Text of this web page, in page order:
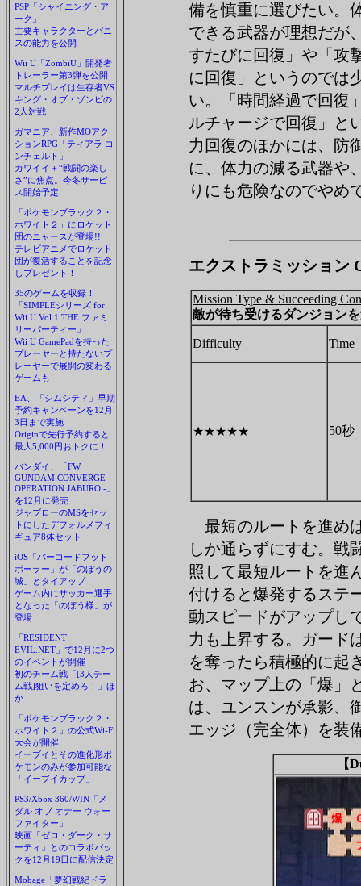
PSP「シャイニング・ア
ーク」
主要キャラクターとパニ
スの能力を公開
Wii U「ZombiU」開発者
トレーラー第3弾を公開
マルチプレイは生存者VS
キング・オブ・ゾンビの
2人対戦
ガマニア、新作MOアク
ションRPG「ティアラ コ
ンチェルト」
カワイイ＋“戦闘の楽し
さ”に焦点。今冬サービ
ス開始予定
「ポケモンブラック２・
ホワイト２」にロケット
団のニャースが登場!!
テレビアニメでロケット
団が復活することを記念
しプレゼント！
35のゲームを収録！
「SIMPLEシリーズ for
Wii U Vol.1 THE ファミ
リーパーティー」
Wii U GamePadを持った
プレーヤーと持たないプ
レーヤーで展開の変わる
ゲームも
EA、「シムシティ」早期
予約キャンペーンを12月
3日まで実施
Originで先行予約すると
最大5,000円おトクに！
バンダイ、「FW
GUNDAM CONVERGE -
OPERATION JABURO -」
を12月に発売
ジャブローのMSをセッ
トにしたデフォルメフィ
ギュア8体セット
iOS「バーコードフット
ボーラー」が「のぼうの
城」とタイアップ
ゲーム内にサッカー選手
となった「のぼう様」が
登場
「RESIDENT
EVIL.NET」で12月に2つ
のイベントが開催
初のチーム戦「[3人チー
ム戦]狙いを定めろ！」ほ
か
「ポケモンブラック２・
ホワイト２」の公式Wi-Fi
大会が開催
イーブイとその進化形ポ
ケモンのみが参加可能な
「イーブイカップ」
PS3/Xbox 360/WIN「メ
ダル オブ オナー ウォー
ファイター」
映画「ゼロ・ダーク・サ
ーティ」とのコラボパッ
クを12月19日に配信決定
Mobage「夢幻戦紀ドラ
備を慎重に選びたい。
できる武器が理想だが
すたびに回復」や「攻
に回復」というのでは
い。「時間経過で回復
ルチャージで回復」と
力回復のほかには、防
に、体力の減る武器や
りにも危険なのでやめ
エクストラミッション
Mission Type & Succeeding
敵が待ち受けるダンジョン
Difficulty Time
★★★★★ 50秒
最短のルートを進め
しか通らずにすむ。戦
照して最短ルートを進
付けると爆発するステ
動スピードがアップし
力も上昇する。ガード
を奪ったら積極的に起
お、マップ上の「爆」
は、ユンスンが承影、
エッジ（完全体）を装
【